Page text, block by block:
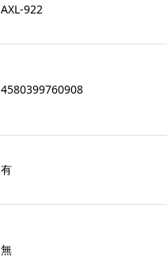
AXL-922
4580399760908
有
無